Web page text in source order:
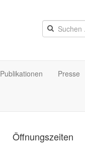
Publikationen Presse
Öffnungszeiten